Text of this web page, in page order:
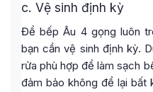
c. Vệ sinh định kỳ
Để bếp Âu 4 gọng luôn
bạn cần vệ sinh định kỳ.
rửa phù hợp để làm sạch
đảm bảo không để lại bất